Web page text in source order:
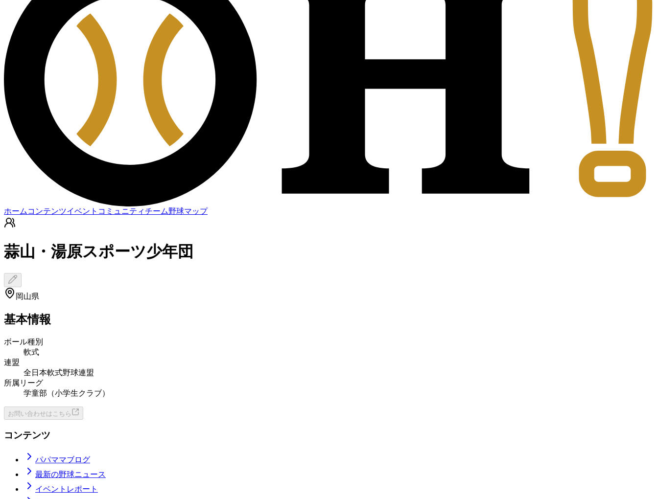
ホーム コンテンツイベント コミュニティチーム野球マップ
蒜山・湯原スポーツ少年団
岡山県
基本情報
ボール種別
軟式
連盟
全日本軟式野球連盟
所属リーグ
学童部（小学生クラブ）
お問い合わせはこちら
コンテンツ
パパママブログ
最新の野球ニュース
イベントレポート